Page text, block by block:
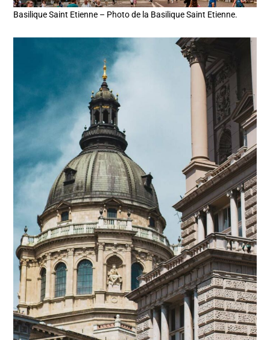
Basilique Saint Etienne – Photo de la Basilique Saint Etienne.